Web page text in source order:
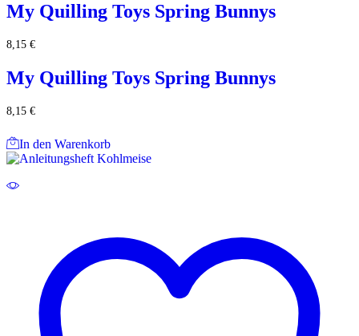
My Quilling Toys Spring Bunnys
8,15 €
My Quilling Toys Spring Bunnys
8,15 €
In den Warenkorb